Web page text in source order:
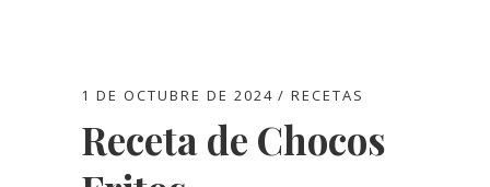
1 DE OCTUBRE DE 2024 RECETAS
Receta de Chocos